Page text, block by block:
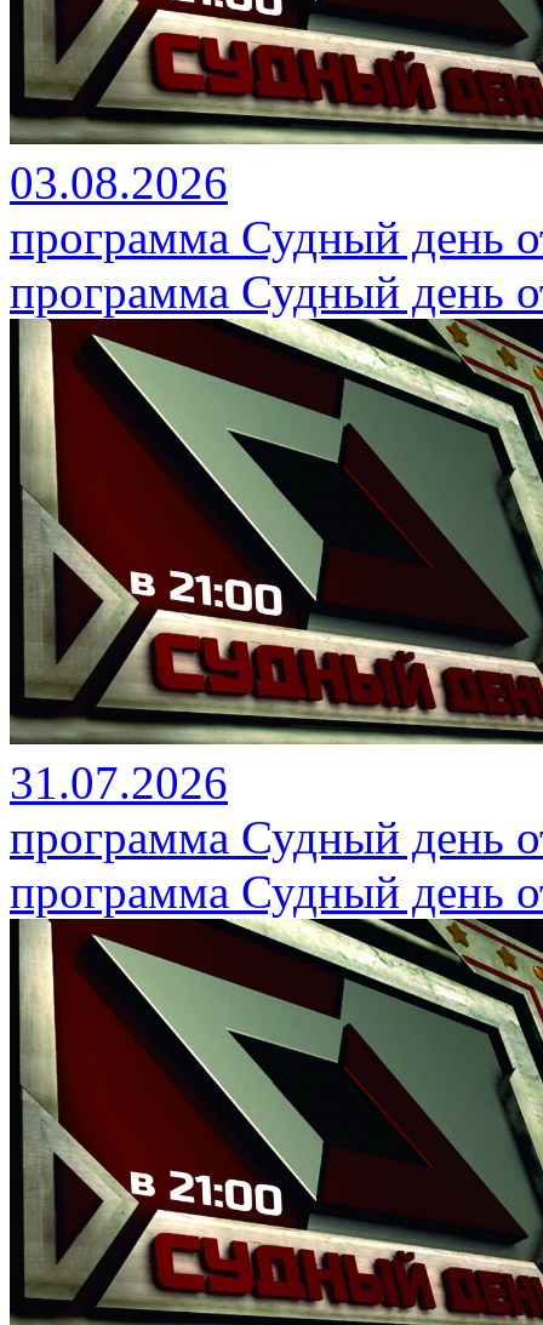
03.08.2026
программа Судный день
программа Судный день
31.07.2026
программа Судный день
программа Судный день